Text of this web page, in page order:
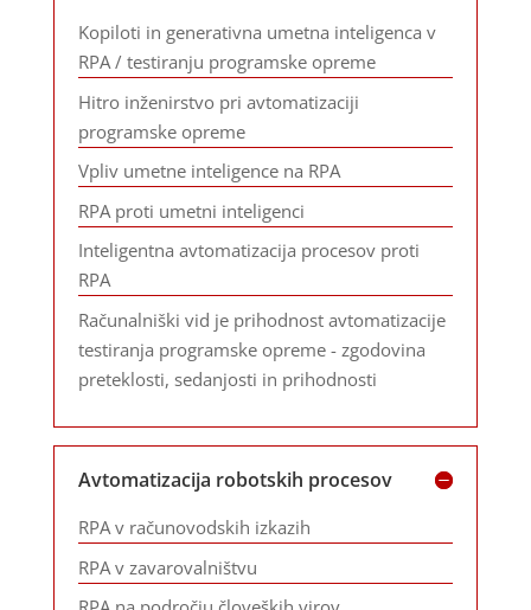
Kopiloti in generativna umetna inteligenca v
RPA / testiranju programske opreme
Hitro inženirstvo pri avtomatizaciji
programske opreme
Vpliv umetne inteligence na RPA
RPA proti umetni inteligenci
Inteligentna avtomatizacija procesov proti
RPA
Računalniški vid je prihodnost avtomatizacije
testiranja programske opreme - zgodovina
preteklosti, sedanjosti in prihodnosti
Avtomatizacija robotskih procesov
RPA v računovodskih izkazih
RPA v zavarovalništvu